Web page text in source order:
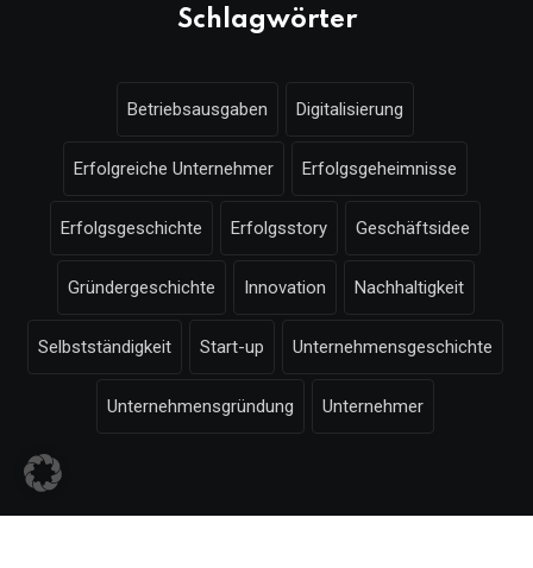
Schlagwörter
Betriebsausgaben Digitalisierung
Erfolgreiche Unternehmer Erfolgsgeheimnisse
Erfolgsgeschichte Erfolgsstory Geschäftsidee
Gründergeschichte Innovation Nachhaltigkeit
Selbstständigkeit Start-up Unternehmensgeschichte
Unternehmensgründung Unternehmer